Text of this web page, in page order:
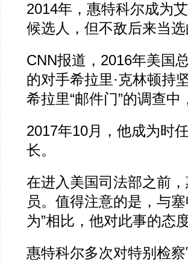
2014年，惠特科尔成为
候选人，但不敌后来当
CNN报道，2016年美国
的对手希拉里·克林顿持
希拉里“邮件门”的调查
2017年10月，他成为时
长。
在进入美国司法部之前
员。值得注意的是，与
为”相比，他对此事的态
惠特科尔多次对特别检